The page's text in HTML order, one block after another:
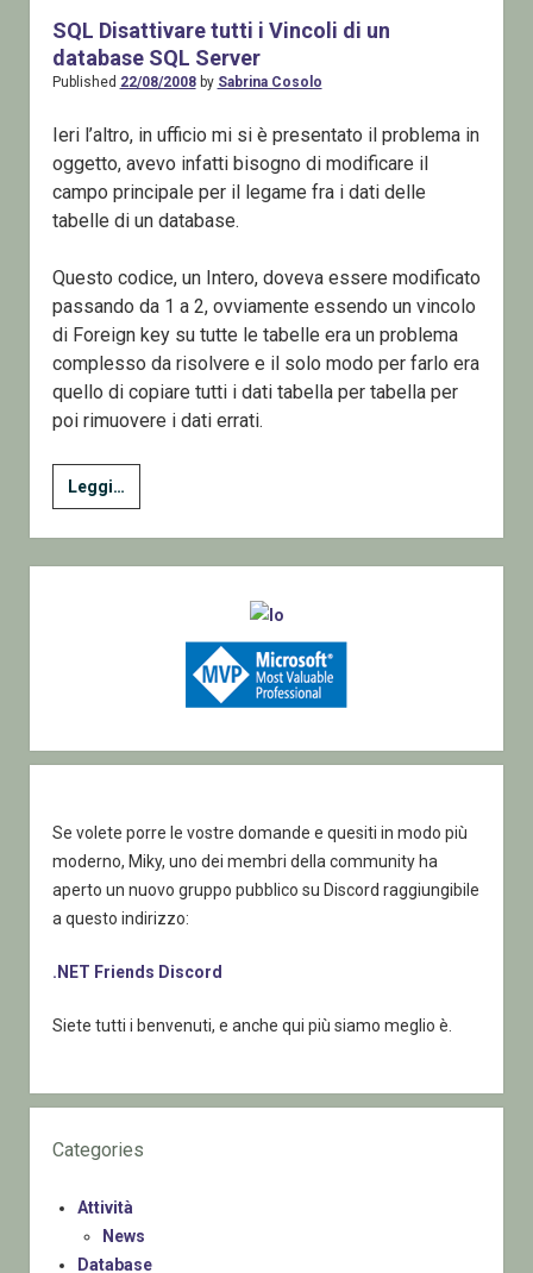
SQL Disattivare tutti i Vincoli di un
database SQL Server
Published 22/08/2008by Sabrina Cosolo
Ieri l’altro, in ufficio mi si è presentato il problema in
oggetto, avevo infatti bisogno di modificare il
campo principale per il legame fra i dati delle
tabelle di un database.
Questo codice, un Intero, doveva essere modificato
passando da 1 a 2, ovviamente essendo un vincolo
di Foreign key su tutte le tabelle era un problema
complesso da risolvere e il solo modo per farlo era
quello di copiare tutti i dati tabella per tabella per
poi rimuovere i dati errati.
Leggi…SQL
Disattivare
tutti
i
database
Se volete porre le vostre domande e quesiti in modo più
moderno, Miky, uno dei membri della community ha
aperto un nuovo gruppo pubblico su Discord raggiungibile
a questo indirizzo:
.NET Friends Discord
Siete tutti i benvenuti, e anche qui più siamo meglio è.
Categories
Attività
News
Database